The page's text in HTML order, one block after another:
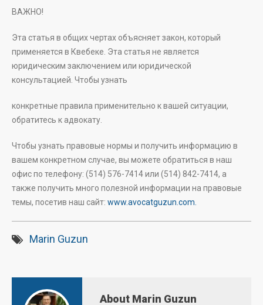
ВАЖНО!
Эта статья в общих чертах объясняет закон, который
применяется в Квебеке. Эта статья не является
юридическим заключением или юридической
консультацией. Чтобы узнать
конкретные правила применительно к вашей ситуации,
обратитесь к адвокату.
Чтобы узнать правовые нормы и получить информацию в
вашем конкретном случае, вы можете обратиться в наш
офис по телефону: (514) 576-7414 или (514) 842-7414, а
также получить много полезной информации на правовые
темы, посетив наш сайт: www.avocatguzun.com.
Marin Guzun
About Marin Guzun